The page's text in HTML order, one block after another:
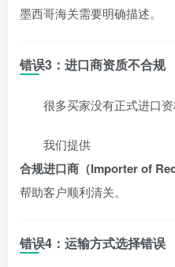
墨西哥海关需要明确描述。
错误3：进口商资质不合规
很多买家没有正式进口资
我们提供
合规进口商（Importer of
帮助客户顺利清关。
错误4：运输方式选择错误